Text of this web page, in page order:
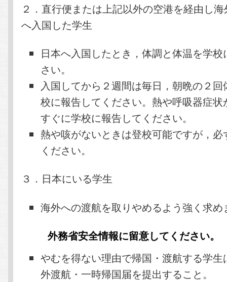
２．直行便または上記以外の空港を経由し
へ入国した学生
日本へ入国したとき，体調と体温を学
さい。
入国してから２週間は毎日，朝晩の２
校に報告してください。熱や呼吸器症
すぐに学校に報告してください。
熱や咳がないときは登校可能ですが，
ください。
３．日本にいる学生
海外への渡航を取りやめるよう強く求め
外務省安全情報に留意してください。
やむを得ない理由で帰国・渡航する学
外渡航・一時帰国届を提出すること。